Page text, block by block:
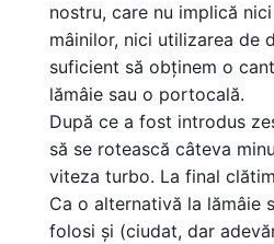
nostru, care nu implică
mâinilor, nici utilizarea de
suficient să obținem o
lămâie sau o portocală.
După ce a fost introdus
să se rotească câteva
viteza turbo. La final
Ca o alternativă la lămâie
folosi și (ciudat, dar